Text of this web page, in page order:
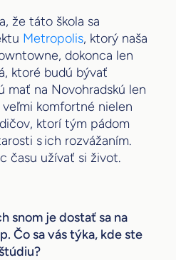
že táto škola sa
Metropolis, ktorý naša
dokonca len
ktoré budú bývať
mať na Novohradskú len
komfortné nielen
ktorí tým pádom
s ich rozvážaním.
času užívať si život.
snom je dostať sa na
Čo sa vás týka, kde ste